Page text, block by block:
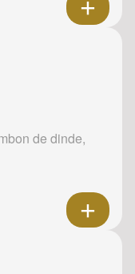
de dinde,